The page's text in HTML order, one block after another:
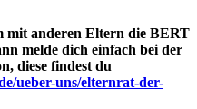
mit anderen Eltern die BERT
melde dich einfach bei der
diese findest du
ueber-uns/elternrat-der-